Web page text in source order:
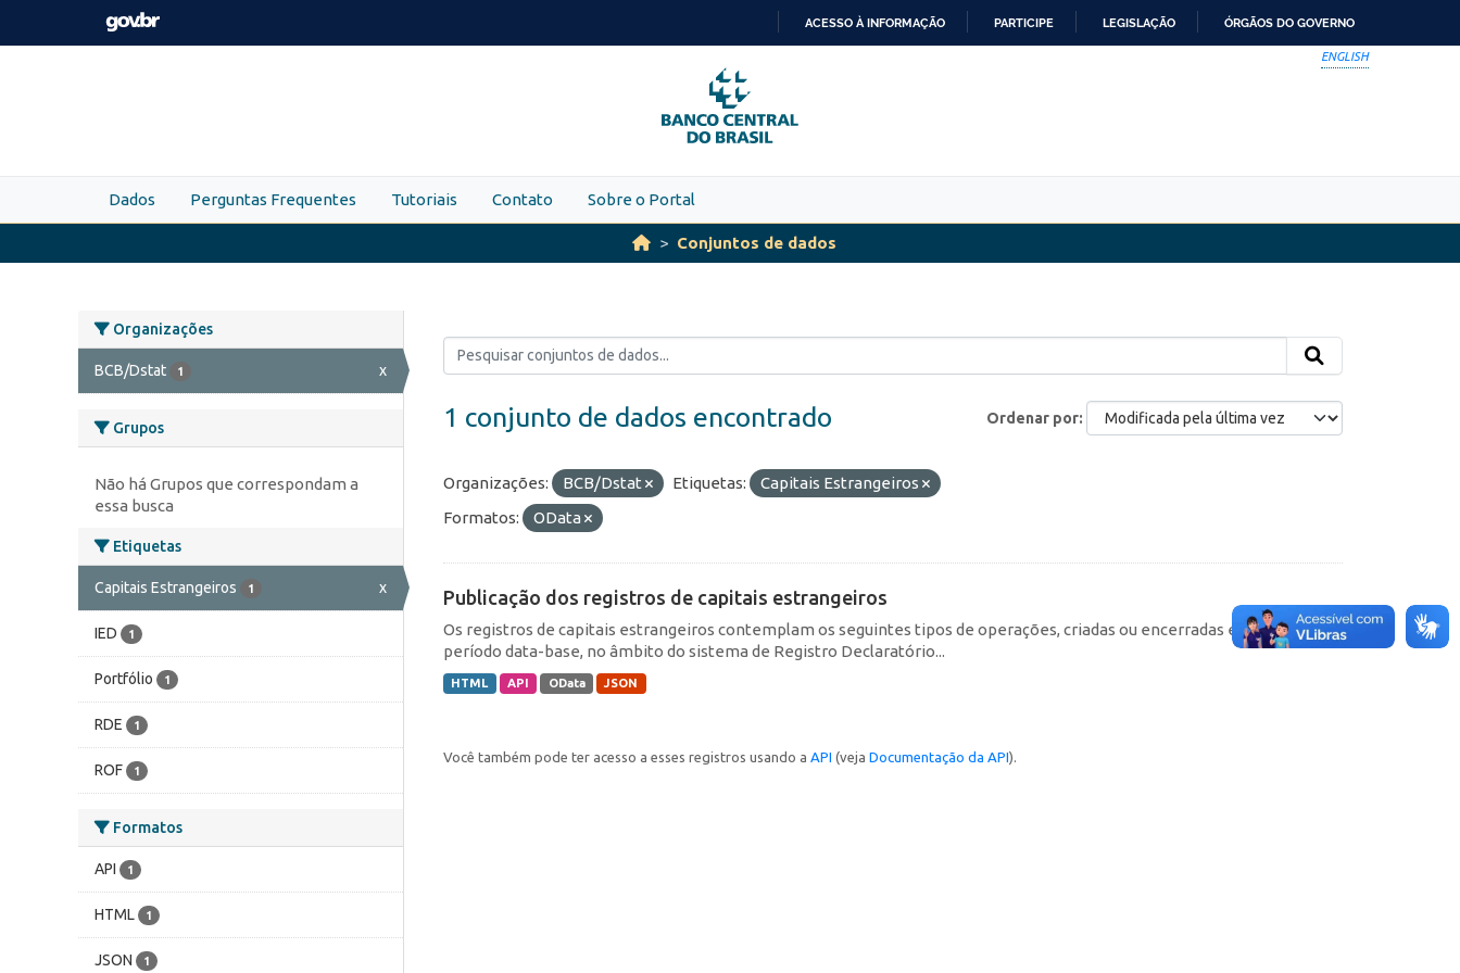
Skip to main content
PARA
O
CONTEÚDO
ACESSO À INFORMAÇÃO PARTICIPE LEGISLAÇÃO ÓRGÃOS DO GOVERNO
ENGLISH
Dados Perguntas Frequentes Tutoriais Contato Sobre o Portal
Conjuntos de dados
Organizações
BCB/Dstat 1 x
Grupos
Não há Grupos que correspondam a
essa busca
Etiquetas
Capitais Estrangeiros 1 x
IED 1
Portfólio 1
RDE 1
ROF 1
Formatos
API 1
HTML 1
JSON 1
Ordenar por
1 conjunto de dados encontrado
Organizações: BCB/Dstat Etiquetas:
Capitais Estrangeiros
Formatos:
OData
Publicação dos registros de capitais estrangeiros
Os registros de capitais estrangeiros contemplam os seguintes tipos de operações, criadas ou encerradas em cada
período data-base, no âmbito do sistema de Registro Declaratório...
HTML API OData JSON
Você também pode ter acesso a esses registros usando a API (veja Documentação da API).